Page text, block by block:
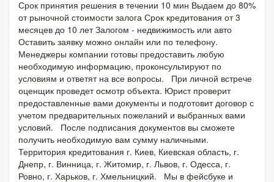
Срок принятия решения в течении 10 мин Выдаем до 80%
от рыночной стоимости залога Срок кредитования от 3
месяцев до 10 лет Залогом - недвижимость или авто
Оставить заявку можно онлайн или по телефону.
Менеджеры компании готовы предоставить любую
необходимую информацию, проконсультируют по
условиям и ответят на все вопросы. При личной встрече
оценщик проведет осмотр объекта. Юрист проверит
предоставленные вами документы и подготовит договор с
учетом предварительных пожеланий и выбранных вами
условий. После подписания документов вы сможете
получить необходимую вам сумму наличными.
Территория кредитования г. Киев, Киевская область, г.
Днепр, г. Винница, г. Житомир, г. Львов, г. Одесса, г.
Ровно, г. Харьков, г. Хмельницкий. Мы в фейсбуке и